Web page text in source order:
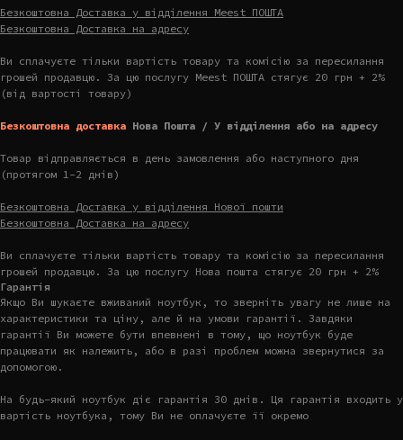
Безкоштовна Доставка у відділення Meest ПОШТА
Безкоштовна Доставка на адресу
Ви сплачуєте тільки вартість товару та комісію за пересилання
грошей продавцю. За цю послугу Meest ПОШТА стягує 20 грн + 2%
(від вартості товару)
Безкоштовна доставка Нова Пошта / У відділення або на адресу
Товар відправляється в день замовлення або наступного дня
(протягом 1-2 днів)
Безкоштовна Доставка у відділення Нової пошти
Безкоштовна Доставка на адресу
Ви сплачуєте тільки вартість товару та комісію за пересилання
грошей продавцю. За цю послугу Нова пошта стягує 20 грн + 2%
Гарантія
Якщо Ви шукаєте вживаний ноутбук, то зверніть увагу не лише на
характеристики та ціну, але й на умови гарантії. Завдяки
гарантії Ви можете бути впевнені в тому, що ноутбук буде
працювати як належить, або в разі проблем можна звернутися за
допомогою.
На будь-який ноутбук діє гарантія 30 днів. Ця гарантія входить у
вартість ноутбука, тому Ви не оплачуєте її окремо